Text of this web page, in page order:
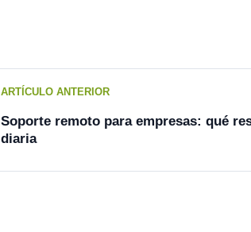
ARTÍCULO ANTERIOR
Soporte remoto para empresas: qué
diaria